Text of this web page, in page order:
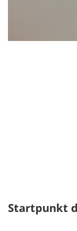
Startpunkt